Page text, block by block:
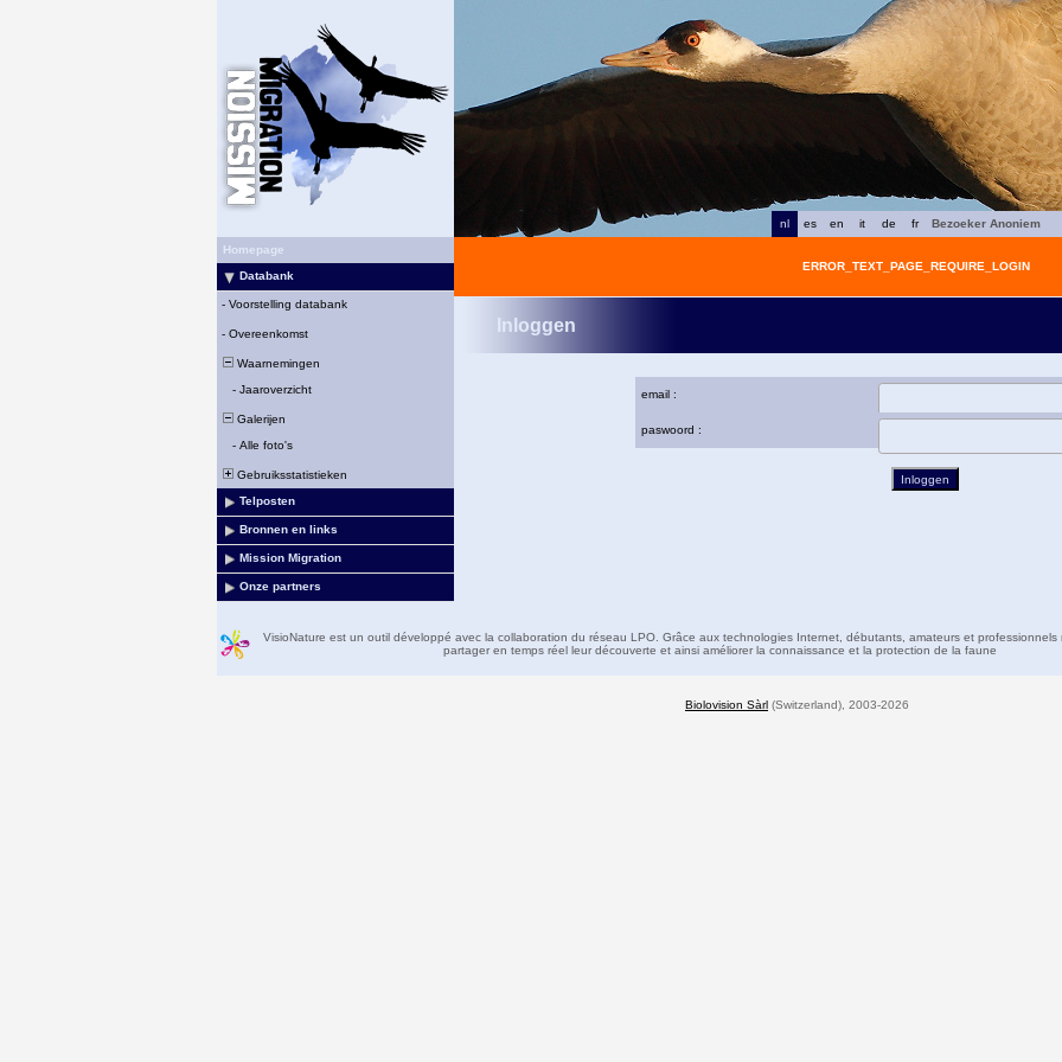
fr
de
it
en
es
nl
Bezoeker Anoniem
Homepage
Databank
- Voorstelling databank
- Overeenkomst
Waarnemingen
- Jaaroverzicht
Galerijen
- Alle foto's
Gebruiksstatistieken
Telposten
Bronnen en links
Mission Migration
Onze partners
ERROR_TEXT_PAGE_REQUIRE_LOGIN
Inloggen
email :
paswoord :
VisioNature est un outil développé avec la collaboration du réseau LPO. Grâce aux technologies Internet, débutants, amateurs et professionnels
partager en temps réel leur découverte et ainsi améliorer la connaissance et la protection de la faune
Biolovision Sàrl (Switzerland), 2003-2026